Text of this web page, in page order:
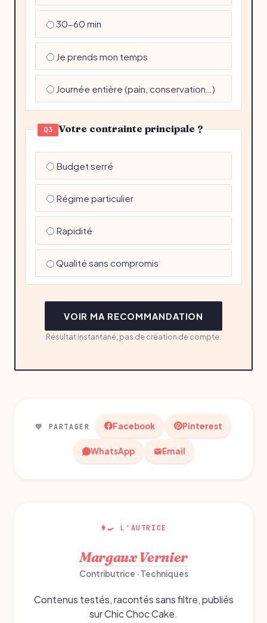
30-60 min
Je prends mon temps
Journée entière (pain, conservation…)
Q3 Votre contrainte principale ?
Budget serré
Régime particulier
Rapidité
Qualité sans compromis
VOIR MA RECOMMANDATION
Résultat instantané, pas de création de compte.
💛 PARTAGER Facebook Pinterest
WhatsApp Email
👩‍🍳 L'AUTRICE
Margaux Vernier
Contributrice · Techniques
Contenus testés, racontés sans filtre, publiés
sur Chic Choc Cake.